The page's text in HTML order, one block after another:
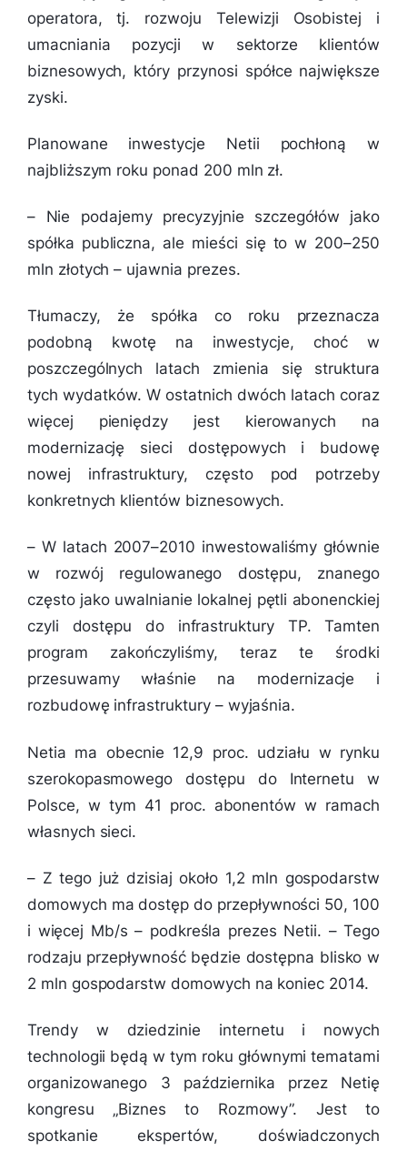
operatora, tj. rozwoju Telewizji Osobistej i
umacniania pozycji w sektorze klientów
biznesowych, który przynosi spółce największe
zyski.
Planowane inwestycje Netii pochłoną w
najbliższym roku ponad 200 mln zł.
– Nie podajemy precyzyjnie szczegółów jako
spółka publiczna, ale mieści się to w 200–250
mln złotych – ujawnia prezes.
Tłumaczy, że spółka co roku przeznacza
podobną kwotę na inwestycje, choć w
poszczególnych latach zmienia się struktura
tych wydatków. W ostatnich dwóch latach coraz
więcej pieniędzy jest kierowanych na
modernizację sieci dostępowych i budowę
nowej infrastruktury, często pod potrzeby
konkretnych klientów biznesowych.
– W latach 2007–2010 inwestowaliśmy głównie
w rozwój regulowanego dostępu, znanego
często jako uwalnianie lokalnej pętli abonenckiej
czyli dostępu do infrastruktury TP. Tamten
program zakończyliśmy, teraz te środki
przesuwamy właśnie na modernizacje i
rozbudowę infrastruktury– wyjaśnia.
Netia ma obecnie 12,9 proc. udziału w rynku
szerokopasmowego dostępu do Internetu w
Polsce, w tym 41 proc. abonentów w ramach
własnych sieci.
– Z tego już dzisiaj około 1,2 mln gospodarstw
domowych ma dostęp do przepływności 50, 100
i więcej Mb/s – podkreśla prezes Netii. –Tego
rodzaju przepływność będzie dostępna blisko w
2 mln gospodarstw domowych na koniec 2014.
Trendy w dziedzinie internetu i nowych
technologii będą w tym roku głównymi tematami
organizowanego 3 października przez Netię
kongresu „Biznes to Rozmowy”. Jest to
spotkanie ekspertów, doświadczonych